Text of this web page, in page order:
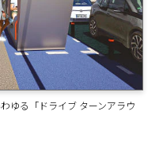
ゆる「ドライブ ターンアラウ